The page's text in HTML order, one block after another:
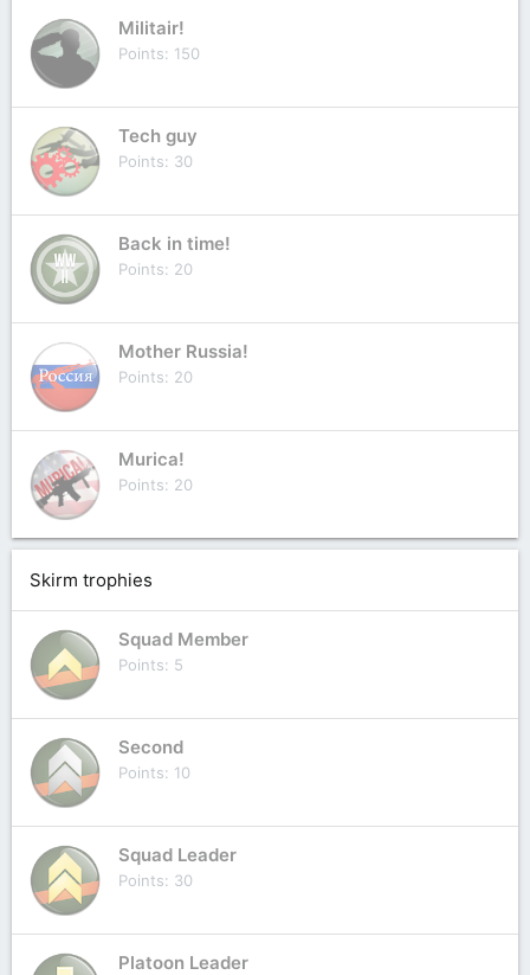
Militair!
Points 150
Tech guy
Points 30
Back in time!
Points 20
Mother Russia!
Points 20
Murica!
Points 20
Skirm trophies
Squad Member
Points 5
Second
Points 10
Squad Leader
Points 30
Platoon Leader